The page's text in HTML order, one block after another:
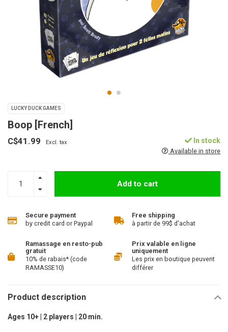
LUCKY DUCK GAMES
Boop [French]
C$41.99 Excl. tax In stock
Available in store
Add to cart
Secure payment
by credit card or Paypal
Free shipping
à partir de 99$ d'achat
Ramassage en resto-pub
gratuit
10% de rabais* (code
RAMASSE10)
Prix valable en ligne
uniquement
Les prix en boutique peuvent
différer
Product description
Ages 10+ | 2 players | 20 min.